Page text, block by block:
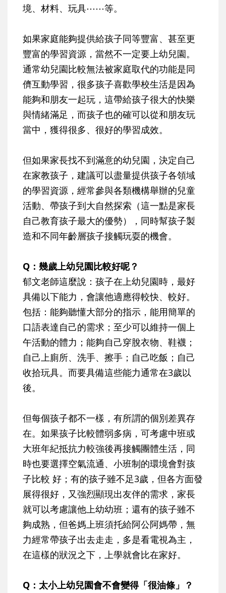
境、材料、玩具⋯⋯等。
如果家庭能夠提供給孩子同等豐富、甚至更
豐富的學習資源，當然不一定要上幼兒園。
通常幼兒園比較無法被家庭取代的功能是同
儕互動學習，很多孩子喜歡學校生活是因為
能夠和朋友一起玩，這帶給孩子很大的快樂
與情緒滿足，而孩子也的確可以從和朋友玩
當中，獲得很多、很好的學習成效。
但如果家長找不到滿意的幼兒園，決定自己
在家教孩子，建議可以盡量提供孩子各領域
的學習資源，經常參與各類機構舉辦的兒童
活動、帶孩子到大自然探索（這一點是家長
自己教育孩子最大的優勢），同時幫孩子製
造和不同年齡層孩子接觸玩耍的機會。
Q：幾歲上幼兒園比較好呢？
郁文老師這麼說：孩子在上幼兒園時，最好
具備以下能力，會讓他適應得較快、較好。
包括：能夠聽懂大部分的指示，能用簡單的
口語表達自己的需求；至少可以維持一個上
午活動的體力；能夠自己穿脫衣物、鞋襪；
自己上廁所、洗手、擦手；自己吃飯；自己
收拾玩具。而要具備這些能力通常在3歲以
後。
但每個孩子都不一樣，有所謂的個別差異存
在。如果孩子比較體弱多病，可考慮中班或
大班年紀抵抗力較強後再接觸團體生活，同
時也要選擇空氣流通、小班制的環境會對孩
子比較 好；有的孩子雖不足3歲，但各方面發
展得很好，又強烈顯現出友伴的需求，家長
就可以考慮讓他上幼幼班；還有的孩子雖不
夠成熟，但爸媽上班須托給阿公阿媽帶，無
力經常帶孩子出去走走，多是看電視為主，
在這樣的狀況之下，上學就會比在家好。
Q：太小上幼兒園會不會變得「很油條」？